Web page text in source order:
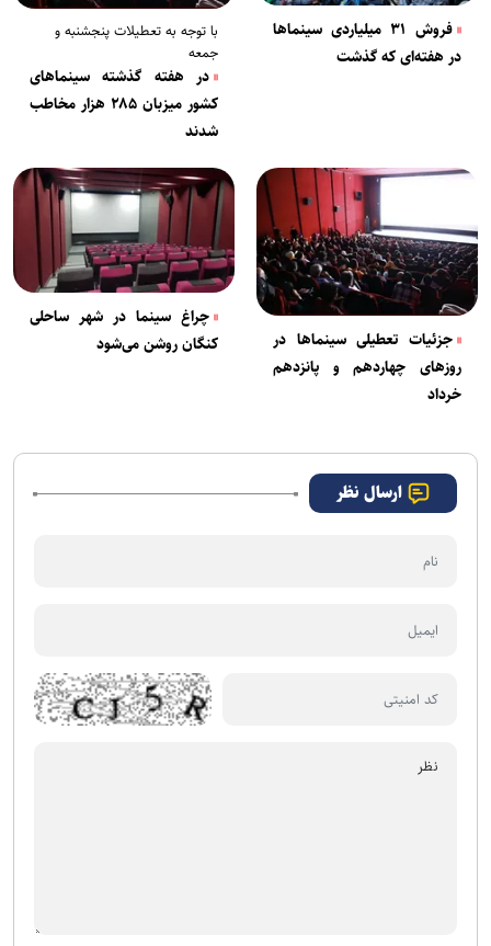
فروش ۳۱ میلیاردی سینماها
در هفته‌ای که گذشت
با توجه به تعطیلات پنجشنبه و
جمعه
در هفته گذشته سینما‌های
کشور میزبان ۲۸۵ هزار مخاطب
شدند
جزئیات تعطیلی سینماها در
روزهای چهاردهم و پانزدهم
خرداد
چراغ سینما در شهر ساحلی
کنگان روشن می‌شود
ارسال نظر